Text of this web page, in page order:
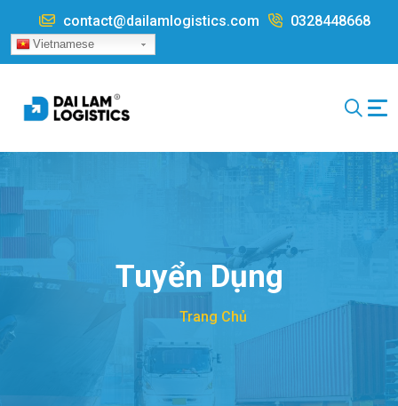
Nhảy đến nội dung
contact@dailamlogistics.com 0328448668
Vietnamese
Tuyển Dụng
Trang Chủ